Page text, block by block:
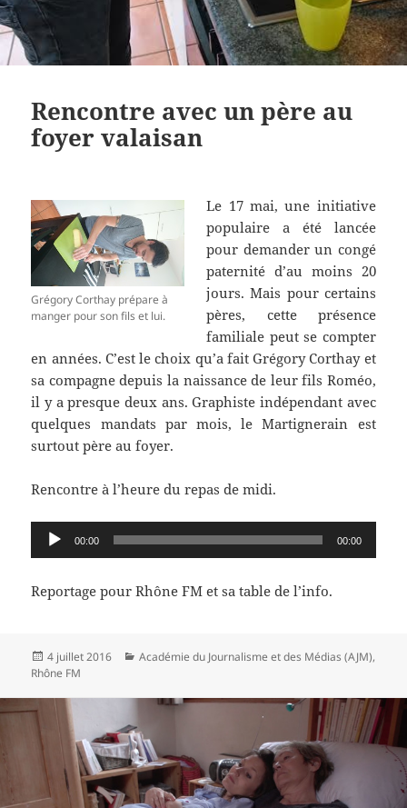
Rencontre avec un père au
foyer valaisan
Grégory Corthay prépare à
manger pour son fils et lui.
Le 17 mai, une initiative
populaire a été lancée
pour demander un congé
paternité d’au moins 20
jours. Mais pour certains
pères, cette présence
familiale peut se compter
en années. C’est le choix qu’a fait Grégory Corthay et
sa compagne depuis la naissance de leur fils Roméo,
il y a presque deux ans. Graphiste indépendant avec
quelques mandats par mois, le Martignerain est
surtout père au foyer.
Rencontre à l’heure du repas de midi.
Audio
Player
00:00 00:00
Reportage pour Rhône FM et sa table de l’info.
Publié
le
4 juillet 2016 Catégories
Académie du Journalisme et des Médias (AJM),
Rhône FM